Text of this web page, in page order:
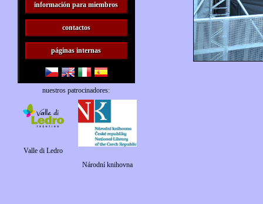
información para miembros
contactos
páginas internas
nuestros patrocinadores:
Valle di Ledro
Národní knihovna